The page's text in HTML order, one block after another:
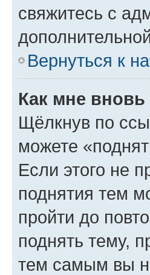
свяжитесь с
Вернуться к
Как мне
Щёлкнув по
можете
Если этого не
поднятия тем
пройти до
поднять тему,
тем самым вы